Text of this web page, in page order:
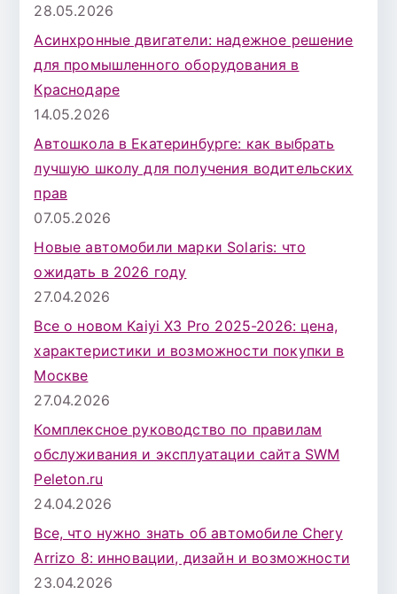
28.05.2026
Асинхронные двигатели: надежное решение
для промышленного оборудования в
Краснодаре
14.05.2026
Автошкола в Екатеринбурге: как выбрать
лучшую школу для получения водительских
прав
07.05.2026
Новые автомобили марки Solaris: что
ожидать в 2026 году
27.04.2026
Все о новом Kaiyi X3 Pro 2025-2026: цена,
характеристики и возможности покупки в
Москве
27.04.2026
Комплексное руководство по правилам
обслуживания и эксплуатации сайта SWM
Peleton.ru
24.04.2026
Все, что нужно знать об автомобиле Chery
Arrizo 8: инновации, дизайн и возможности
23.04.2026